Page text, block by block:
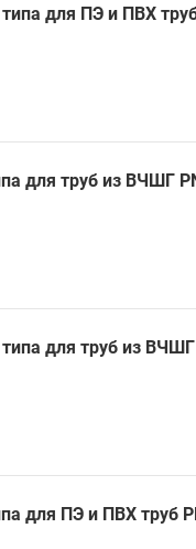
для ПЭ и ПВХ труб
для труб из ВЧШГ
для труб из ВЧШГ
для ПЭ и ПВХ труб